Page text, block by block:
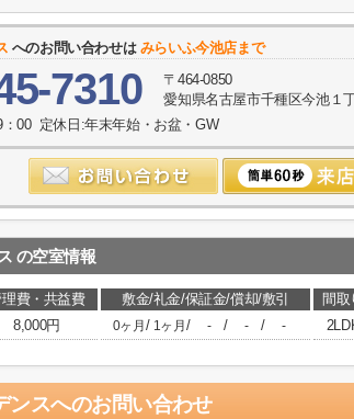
へのお問い合わせは みらいふ今池店まで
7310
〒464-0850
愛知県名古屋市千種区今池１
：00 定休日:年末年始・お盆・GW
の空室情報
費・共益費 敷金/礼金/保証金/償却/敷引 間取
8,000円 0ヶ月 / 1ヶ月 / - / - / -
ンスへのお問い合わせ